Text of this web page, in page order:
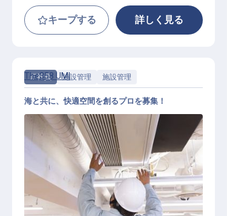
キープする 詳しく見る
正社員 施設管理 施設管理
ホテルの設備・管理
The358 UMI
海と共に、快適空間を創るプロを募集！